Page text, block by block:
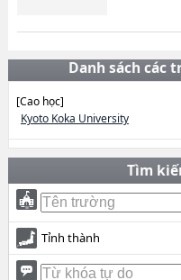
Danh sách các
[Cao học]
Kyoto Koka University
Tìm
Tỉnh thành